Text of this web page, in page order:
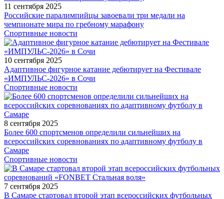
11 сентября 2025
Российские паралимпийцы завоевали три медали на
чемпионате мира по гребному марафону
Спортивные новости
10 сентября 2025
Адаптивное фигурное катание дебютирует на Фестивале
«ИМПУЛЬС-2026» в Сочи
Спортивные новости
8 сентября 2025
Более 600 спортсменов определили сильнейших на
всероссийских соревнованиях по адаптивному футболу в
Самаре
Спортивные новости
7 сентября 2025
В Самаре стартовал второй этап всероссийских футбольных